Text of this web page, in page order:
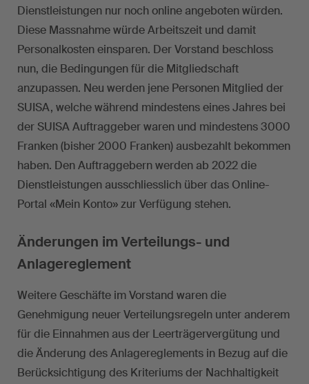
Dienstleistungen nur noch online angeboten würden.
Diese Massnahme würde Arbeitszeit und damit
Personalkosten einsparen. Der Vorstand beschloss
nun, die Bedingungen für die Mitgliedschaft
anzupassen. Neu werden jene Personen Mitglied der
SUISA, welche während mindestens eines Jahres bei
der SUISA Auftraggeber waren und mindestens 3000
Franken (bisher 2000 Franken) ausbezahlt bekommen
haben. Den Auftraggebern werden ab 2022 die
Dienstleistungen ausschliesslich über das Online-
Portal «Mein Konto» zur Verfügung stehen.
Änderungen im Verteilungs- und
Anlagereglement
Weitere Geschäfte im Vorstand waren die
Genehmigung neuer Verteilungsregeln unter anderem
für die Einnahmen aus der Leerträgervergütung und
die Änderung des Anlagereglements in Bezug auf die
Berücksichtigung des Kriteriums der Nachhaltigkeit